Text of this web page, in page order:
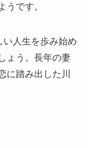
うです。
人生を歩み始め
ょう。長年の妻
に踏み出した川